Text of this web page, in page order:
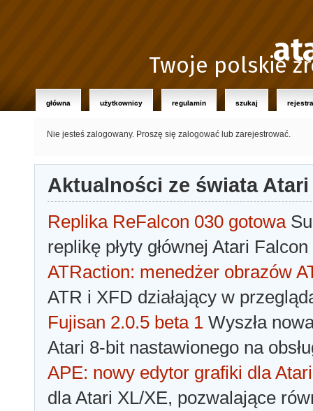
Twoje polskie
główna użytkownicy regulamin szukaj
Nie jesteś zalogowany. Proszę się zalogować lub zarejestrować.
Aktualności ze świata Atari
Replika ReFalcon 030 gotowa
replikę płyty głównej Atari
ATRaction: menedżer obrazów
ATR i XFD działający w
Fujisan 2.0.5 beta 1 Wyszła
Atari 8-bit nastawionego na
APE: nowy edytor grafiki dla Atari
dla Atari XL/XE, pozwalające